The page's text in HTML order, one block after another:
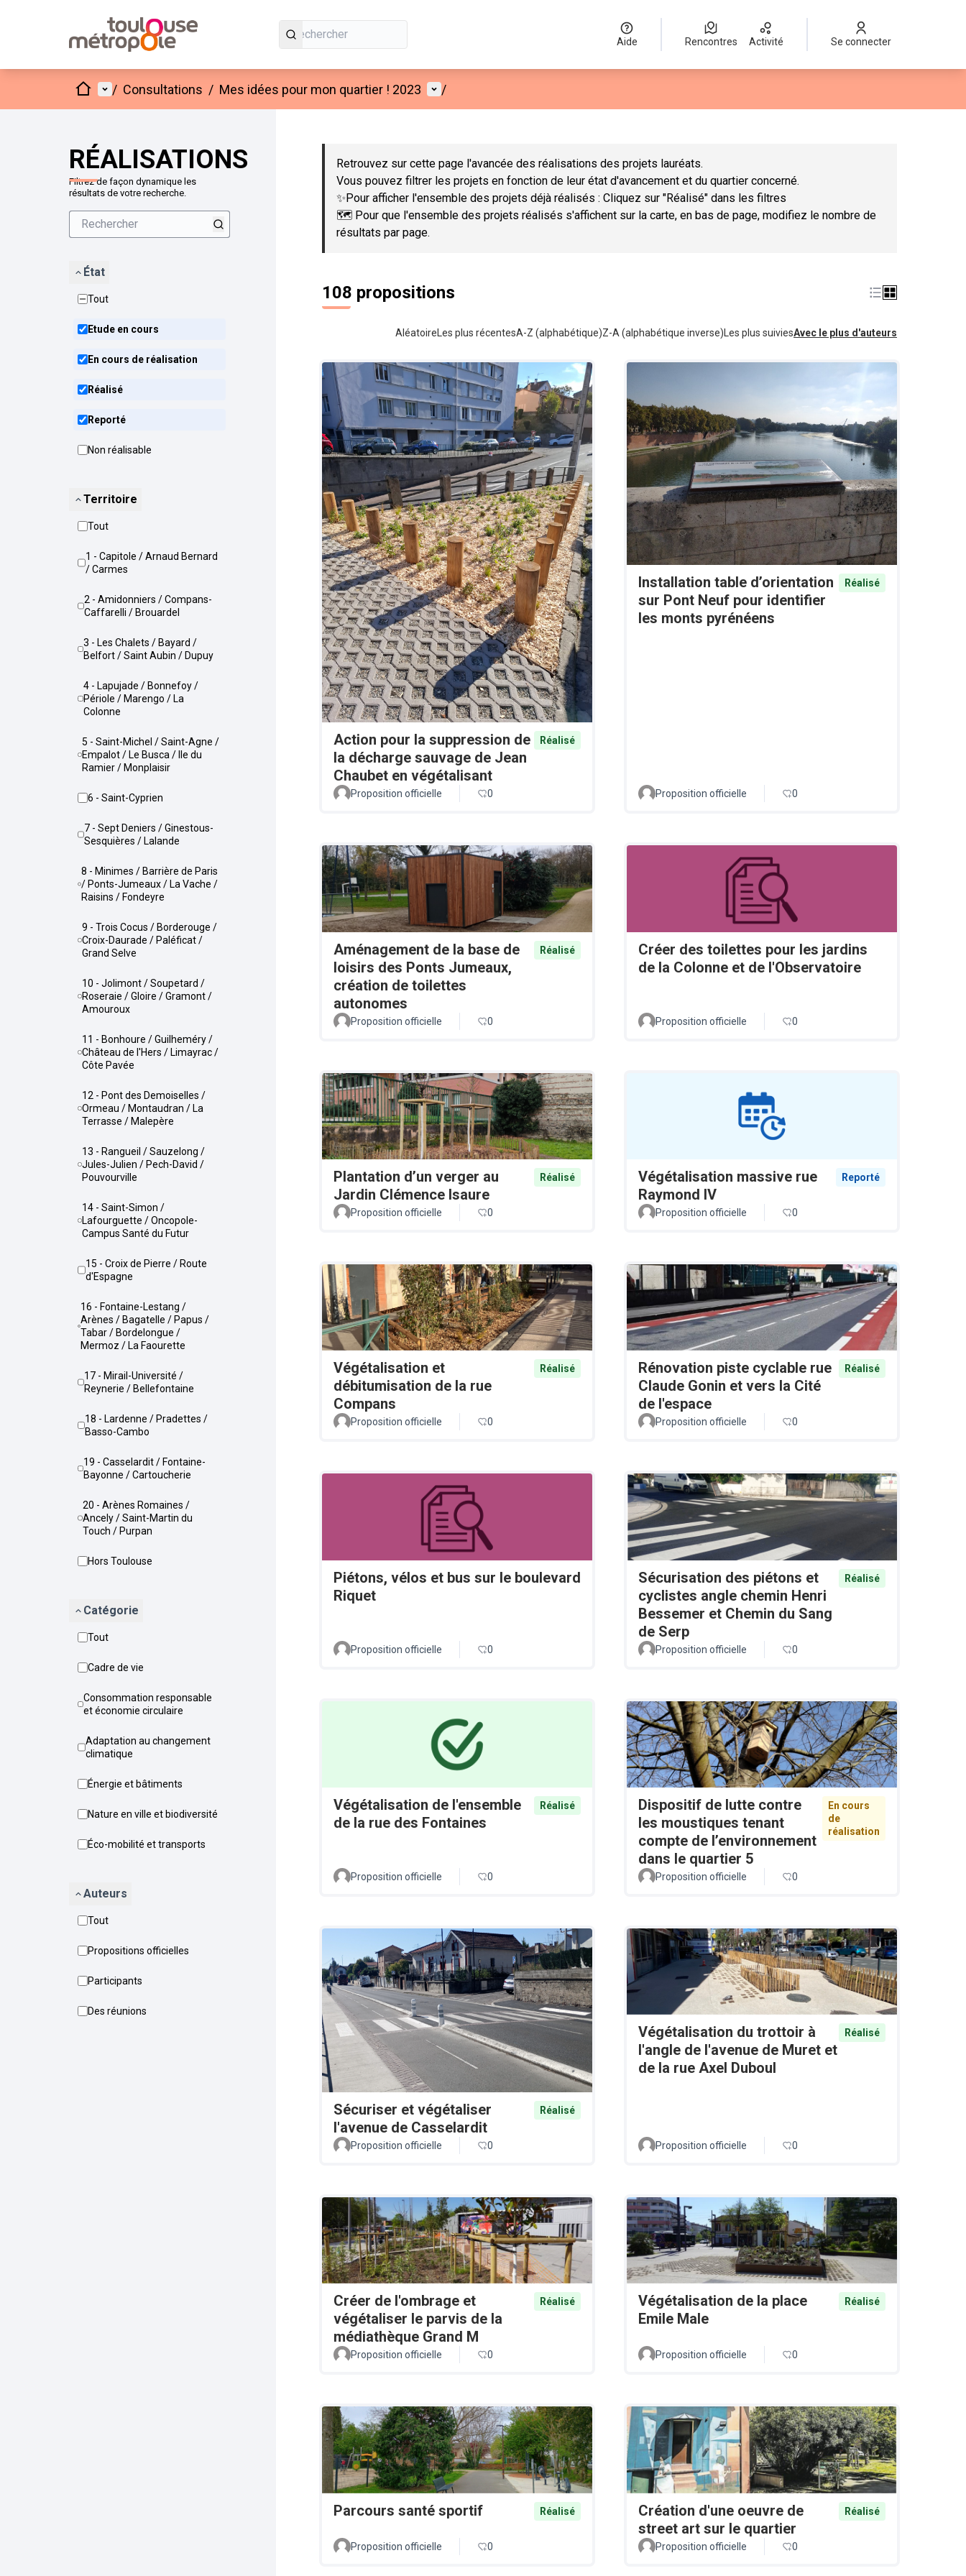
Aide Rencontres Activité Se connecter
AccueilMenu principal
/ Consultations / Mes idées pour mon quartier ! 2023 Menu utilisateur
/
RÉALISATIONS
Filtrez de façon dynamique les
résultats de votre recherche.
État
Tout
Etude en cours
En cours de réalisation
Réalisé
Reporté
Non réalisable
Territoire
Tout
1 - Capitole / Arnaud Bernard
/ Carmes
2 - Amidonniers / Compans-
Caffarelli / Brouardel
3 - Les Chalets / Bayard /
Belfort / Saint Aubin / Dupuy
4 - Lapujade / Bonnefoy /
Périole / Marengo / La
Colonne
5 - Saint-Michel / Saint-Agne /
Empalot / Le Busca / Ile du
Ramier / Monplaisir
6 - Saint-Cyprien
7 - Sept Deniers / Ginestous-
Sesquières / Lalande
8 - Minimes / Barrière de Paris
/ Ponts-Jumeaux / La Vache /
Raisins / Fondeyre
9 - Trois Cocus / Borderouge /
Croix-Daurade / Paléficat /
Grand Selve
10 - Jolimont / Soupetard /
Roseraie / Gloire / Gramont /
Amouroux
11 - Bonhoure / Guilheméry /
Château de l'Hers / Limayrac /
Côte Pavée
12 - Pont des Demoiselles /
Ormeau / Montaudran / La
Terrasse / Malepère
13 - Rangueil / Sauzelong /
Jules-Julien / Pech-David /
Pouvourville
14 - Saint-Simon /
Lafourguette / Oncopole-
Campus Santé du Futur
15 - Croix de Pierre / Route
d'Espagne
16 - Fontaine-Lestang /
Arènes / Bagatelle / Papus /
Tabar / Bordelongue /
Mermoz / La Faourette
17 - Mirail-Université /
Reynerie / Bellefontaine
18 - Lardenne / Pradettes /
Basso-Cambo
19 - Casselardit / Fontaine-
Bayonne / Cartoucherie
20 - Arènes Romaines /
Ancely / Saint-Martin du
Touch / Purpan
Hors Toulouse
Catégorie
Tout
Cadre de vie
Consommation responsable
et économie circulaire
Adaptation au changement
climatique
Énergie et bâtiments
Nature en ville et biodiversité
Éco-mobilité et transports
Auteurs
Tout
Propositions officielles
Participants
Des réunions
Passer la carte
Retrouvez sur cette page l'avancée des réalisations des projets lauréats.
Vous pouvez filtrer les projets en fonction de leur état d'avancement et du quartier concerné.
✨Pour afficher l'ensemble des projets déjà réalisés : Cliquez sur "Réalisé" dans les filtres
🗺️ Pour que l'ensemble des projets réalisés s'affichent sur la carte, en bas de page, modifiez le nombre de
résultats par page.
108 propositions
Aléatoire Les plus récentesA-Z (alphabétique)Z-A (alphabétique inverse) Les plus suiviesAvec le plus d'auteurs
Action pour la suppression de
la décharge sauvage de Jean
Chaubet en végétalisant
Réalisé
Proposition officielle 0
Installation table d’orientation
sur Pont Neuf pour identifier
les monts pyrénéens
Réalisé
Proposition officielle 0
Aménagement de la base de
loisirs des Ponts Jumeaux,
création de toilettes
autonomes
Réalisé
Proposition officielle 0
Créer des toilettes pour les jardins
de la Colonne et de l'Observatoire
Proposition officielle 0
Plantation d’un verger au
Jardin Clémence Isaure
Réalisé
Proposition officielle 0
Végétalisation massive rue
Raymond IV
Reporté
Proposition officielle 0
Végétalisation et
débitumisation de la rue
Compans
Réalisé
Proposition officielle 0
Rénovation piste cyclable rue
Claude Gonin et vers la Cité
de l'espace
Réalisé
Proposition officielle 0
Piétons, vélos et bus sur le boulevard
Riquet
Proposition officielle 0
Sécurisation des piétons et
cyclistes angle chemin Henri
Bessemer et Chemin du Sang
de Serp
Réalisé
Proposition officielle 0
Végétalisation de l'ensemble
de la rue des Fontaines
Réalisé
Proposition officielle 0
Dispositif de lutte contre
les moustiques tenant
compte de l’environnement
dans le quartier 5
En cours
de
réalisation
Proposition officielle 0
Sécuriser et végétaliser
l'avenue de Casselardit
Réalisé
Proposition officielle 0
Végétalisation du trottoir à
l'angle de l'avenue de Muret et
de la rue Axel Duboul
Réalisé
Proposition officielle 0
Créer de l'ombrage et
végétaliser le parvis de la
médiathèque Grand M
Réalisé
Proposition officielle 0
Végétalisation de la place
Emile Male
Réalisé
Proposition officielle 0
Parcours santé sportif Réalisé
Proposition officielle 0
Création d'une oeuvre de
street art sur le quartier
Réalisé
Proposition officielle 0